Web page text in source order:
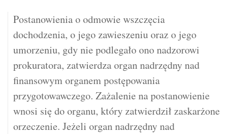
Postanowienia o odmowie wszczęcia
dochodzenia, o jego zawieszeniu oraz o jego
umorzeniu, gdy nie podlegało ono nadzorowi
prokuratora, zatwierdza organ nadrzędny nad
finansowym organem postępowania
przygotowawczego. Zażalenie na postanowienie
wnosi się do organu, który zatwierdził zaskarżone
orzeczenie. Jeżeli organ nadrzędny nad